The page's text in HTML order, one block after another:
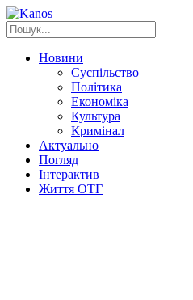
Новини
Суспільство
Політика
Економіка
Культура
Кримінал
Актуально
Погляд
Інтерактив
Життя ОТГ